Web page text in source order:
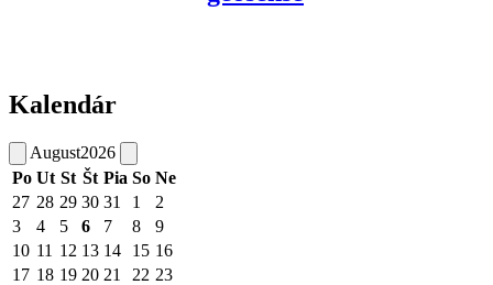
Kalendár
August2026
Po Ut St Št Pia So Ne
27 28 29 30 31 1
2
3
4 5 6 7 8
9
10 11 12 13 14 15 16
17 18 19 20 21 22 23